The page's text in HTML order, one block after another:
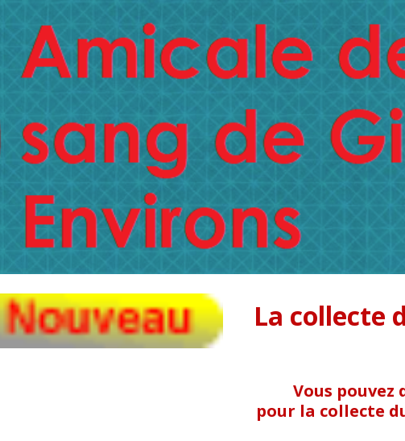
Skip to main content Skip to
La collecte
Vous
pour la collecte